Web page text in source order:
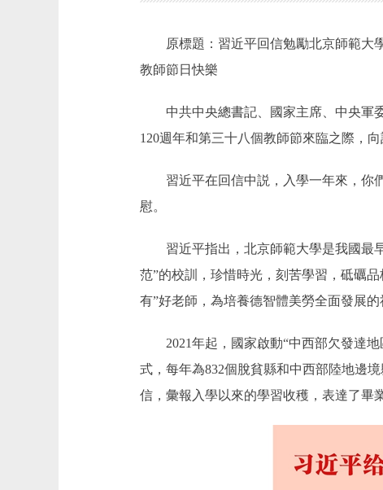
原標題：習近平回信勉勵北京師範大學
教師節日快樂
中共中央總書記、國家主席、中央軍委
120週年和第三十八個教師節來臨之際，
習近平在回信中説，入學一年來，你們
慰。
習近平指出，北京師範大學是我國最早
范”的校訓，珍惜時光，刻苦學習，砥礪
有”好老師，為培養德智體美勞全面發展
2021年起，國家啟動“中西部欠發達地
式，每年為832個脫貧縣和中西部陸地邊
信，彙報入學以來的學習收穫，表達了畢